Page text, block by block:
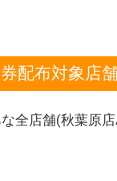
配布対象店
全店舗(秋葉原